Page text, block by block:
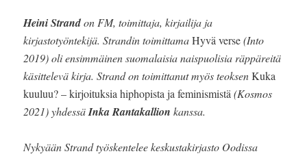
Heini Strandon FM, toimittaja, kirjailija ja
kirjastotyöntekijä. Strandin toimittamaHyvä verse(Into
2019) oli ensimmäinen suomalaisia naispuolisia räppäreitä
käsittelevä kirja. Strand on toimittanut myös teoksenKuka
kuuluu? – kirjoituksia hiphopista ja feminismistä (Kosmos
2021) yhdessäInka Rantakallion kanssa.
Nykyään Strand työskentelee keskustakirjasto Oodissa